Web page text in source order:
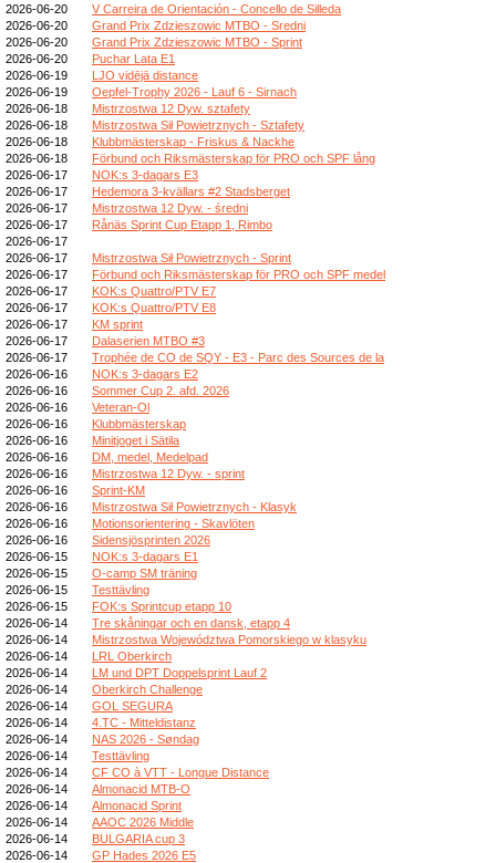
2026-06-20
V Carreira de Orientación - Concello de Silleda
2026-06-20
Grand Prix Zdzieszowic MTBO - Sredni
2026-06-20
Grand Prix Zdzieszowic MTBO - Sprint
2026-06-20
Puchar Lata E1
2026-06-19
LJO vidējā distance
2026-06-19
Oepfel-Trophy 2026 - Lauf 6 - Sirnach
2026-06-18
Mistrzostwa 12 Dyw. sztafety
2026-06-18
Mistrzostwa Sił Powietrznych - Sztafety
2026-06-18
Klubbmästerskap - Friskus & Nackhe
2026-06-18
Förbund och Riksmästerskap för PRO och SPF lång
2026-06-17
NOK:s 3-dagars E3
2026-06-17
Hedemora 3-kvällars #2 Stadsberget
2026-06-17
Mistrzostwa 12 Dyw. - średni
2026-06-17
Rånäs Sprint Cup Etapp 1, Rimbo
2026-06-17
2026-06-17
Mistrzostwa Sił Powietrznych - Sprint
2026-06-17
Förbund och Riksmästerskap för PRO och SPF medel
2026-06-17
KOK:s Quattro/PTV E7
2026-06-17
KOK:s Quattro/PTV E8
2026-06-17
KM sprint
2026-06-17
Dalaserien MTBO #3
2026-06-17
Trophée de CO de SQY - E3 - Parc des Sources de la
2026-06-16
NOK:s 3-dagars E2
2026-06-16
Sommer Cup 2. afd. 2026
2026-06-16
Veteran-Ol
2026-06-16
Klubbmästerskap
2026-06-16
Minitjoget i Sätila
2026-06-16
DM, medel, Medelpad
2026-06-16
Mistrzostwa 12 Dyw. - sprint
2026-06-16
Sprint-KM
2026-06-16
Mistrzostwa Sił Powietrznych - Klasyk
2026-06-16
Motionsorientering - Skavlöten
2026-06-16
Sidensjösprinten 2026
2026-06-15
NOK:s 3-dagars E1
2026-06-15
O-camp SM träning
2026-06-15
Testtävling
2026-06-15
FOK:s Sprintcup etapp 10
2026-06-14
Tre skåningar och en dansk, etapp 4
2026-06-14
Mistrzostwa Województwa Pomorskiego w klasyku
2026-06-14
LRL Oberkirch
2026-06-14
LM und DPT Doppelsprint Lauf 2
2026-06-14
Oberkirch Challenge
2026-06-14
GOL SEGURA
2026-06-14
4.TC - Mitteldistanz
2026-06-14
NAS 2026 - Søndag
2026-06-14
Testtävling
2026-06-14
CF CO à VTT - Longue Distance
2026-06-14
Almonacid MTB-O
2026-06-14
Almonacid Sprint
2026-06-14
AAOC 2026 Middle
2026-06-14
BULGARIA cup 3
2026-06-14
GP Hades 2026 E5